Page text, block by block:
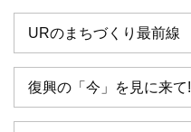
URのまちづくり最前線
復興の「今」を見に来て!